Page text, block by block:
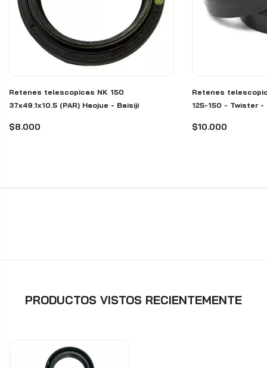
Retenes telescopicas NK 150
37x49.1x10.5 (PAR) Haojue - Baisiji
$8.000
Retenes
125-150 - Twister -
$10.000
PRODUCTOS VISTOS RECIENTEMENTE